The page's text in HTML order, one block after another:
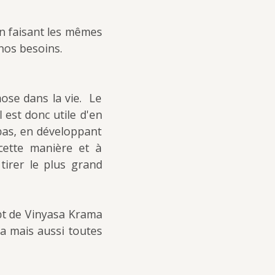
faisant les mêmes
besoins.
dans la vie.  Le
donc utile d'en
en développant
manière et à
le plus grand
de Vinyasa Krama
mais aussi toutes